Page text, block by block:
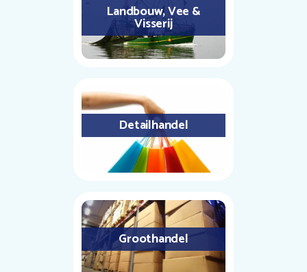
Landbouw, Vee &
Visserij
Detailhandel
Groothandel